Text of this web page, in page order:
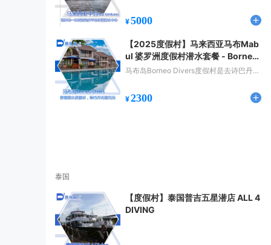
¥5000
【2025度假村】马来西亚马布Mab
ul 婆罗洲度假村潜水套餐 - Borneo
Divers Mabul Resort
马布岛Borneo Divers度假村是去诗巴丹潜
¥2300
泰国
【度假村】泰国普吉五星潜店 ALL 4
DIVING